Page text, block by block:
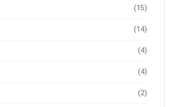
(15)
(14)
(4)
(4)
(2)